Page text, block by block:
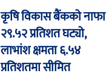
कृषि विकास बैंकको नाफा
२९.५२ प्रतिशत घट्यो,
लाभांश क्षमता ६.५४
प्रतिशतमा सीमित